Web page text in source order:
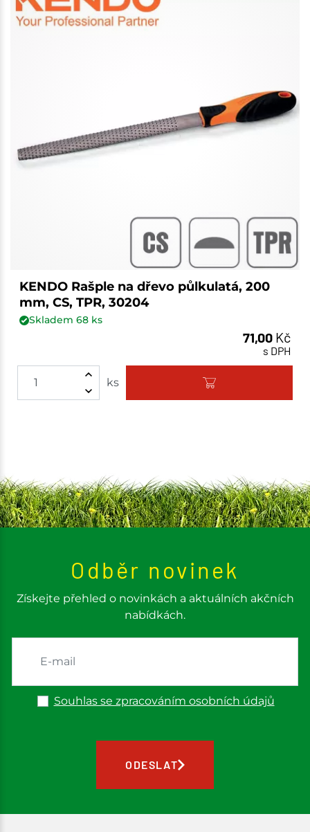
KENDO Rašple na dřevo půlkulatá, 200
mm, CS, TPR, 30204
Skladem 68ks
71,00 Kč
s DPH
ks
Odběr novinek
Získejte přehled o novinkách a aktuálních akčních
nabídkách.
Souhlas se zpracováním osobních údajů
ODESLAT